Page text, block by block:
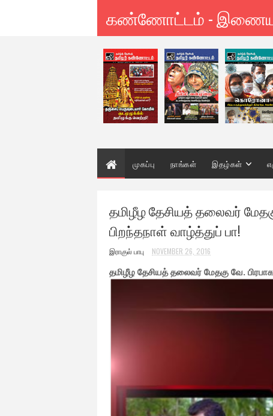
கண்ணோட்டம் -
முகப்பு நாங்கள் இதழ்கள்
தமிழீழ தேசியத் தலைவர்
பிறந்தநாள் வாழ்த்துப் பா!
இராகுல் பாபு NOVEMBER 26, 2016
தமிழீழ தேசியத் தலைவர் மேதகு வே.